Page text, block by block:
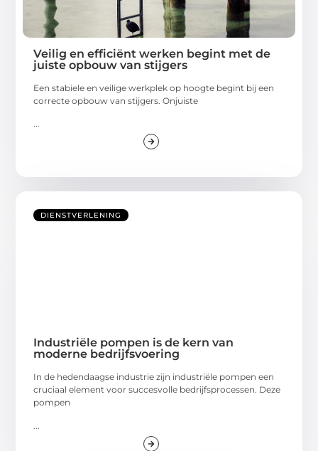
Veilig en efficiënt werken begint met de
juiste opbouw van stijgers
Een stabiele en veilige werkplek op hoogte begint bij een
correcte opbouw van stijgers. Onjuiste
...
DIENSTVERLENING
Industriële pompen is de kern van
moderne bedrijfsvoering
In de hedendaagse industrie zijn industriële pompen een
cruciaal element voor succesvolle bedrijfsprocessen. Deze
pompen